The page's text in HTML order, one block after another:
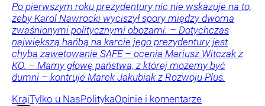
Po pierwszym roku prezydentury nic nie wskazuje na to,
żeby Karol Nawrocki wyciszył spory między dwoma
zwaśnionymi politycznymi obozami. – Dotychczas
największą hańbą na karcie jego prezydentury jest
chyba zawetowanie SAFE – ocenia Mariusz Witczak z
KO. – Mamy głowę państwa, z której możemy być
dumni – kontruje Marek Jakubiak z Rozwoju Plus.
KrajTylko u NasPolitykaOpinie i komentarze